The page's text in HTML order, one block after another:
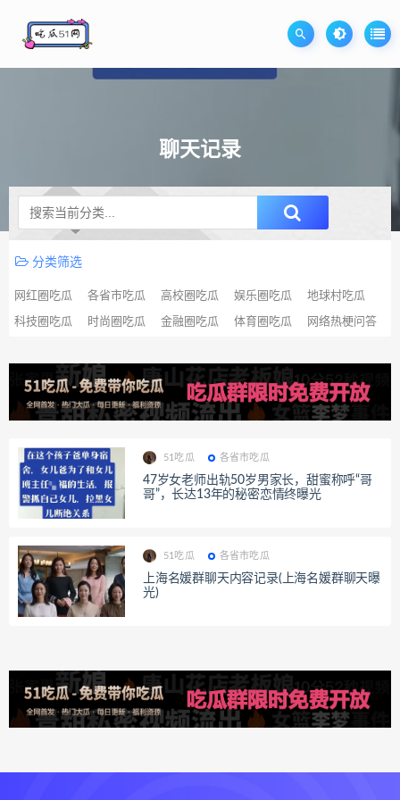
聊天记录
升级SVIP无限免费下载
分类筛选
网红圈吃瓜 各省市吃瓜 高校圈吃瓜 娱乐圈吃瓜 地球村吃瓜
科技圈吃瓜 时尚圈吃瓜 金融圈吃瓜 体育圈吃瓜 网络热梗问答
51吃瓜 各省市吃瓜
47岁女老师出轨50岁男家长，甜蜜称呼“哥
哥”，长达13年的秘密恋情终曝光
51吃瓜 各省市吃瓜
上海名媛群聊天内容记录(上海名媛群聊天曝
光)